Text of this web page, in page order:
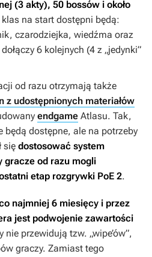
(3 akty), 50 bossów i około
klas na start dostępni będą:
czarodziejka, wiedźma oraz
6 kolejnych (4 z „jedynki”
od razu otrzymają także
z udostępnionych materiałów
endgame Atlasu. Tak,
dostępne, ale na potrzeby
się dostosować system
gracze od razu mogli
etap rozgrywki PoE 2.
najmniej 6 miesięcy i przez
jest podwojenie zawartości
przewidują tzw. „wipe’ów”,
graczy. Zamiast tego